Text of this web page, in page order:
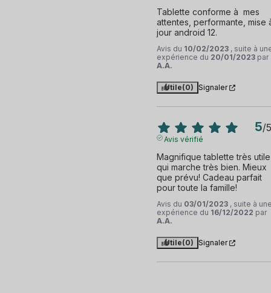
Tablette conforme à  mes
attentes, performante, mise
jour android 12.
Avis du 10/02/2023 , suite à
expérience du 20/01/2023 par
A.A.
Utile(0) Signaler
5/5
Avis vérifié
Magnifique tablette très
qui marche très bien. Mieux
que prévu! Cadeau parfait
pour toute la famille!
Avis du 03/01/2023 , suite à
expérience du 16/12/2022 par
A.A.
Utile(0) Signaler